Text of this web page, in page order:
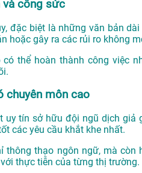
công sức
đặc biệt là những văn bản
hoặc gây ra các rủi ro không
thể hoàn thành công việc
chuyên môn cao
uy tín sở hữu đội ngũ dịch giả
các yêu cầu khắt khe nhất.
thông thạo ngôn ngữ, mà
thực tiễn của từng thị trường.